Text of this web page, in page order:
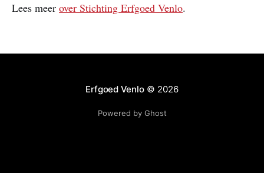
Lees meer over Stichting Erfgoed Venlo.
Erfgoed Venlo© 2026
Powered by Ghost